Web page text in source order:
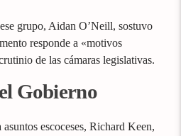
grupo, Aidan O’Neill, sostuvo
responde a «motivos
de las cámaras legislativas.
Gobierno
escoceses, Richard Keen,